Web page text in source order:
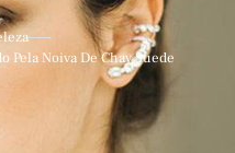
Pela Noiva De Chay Suede